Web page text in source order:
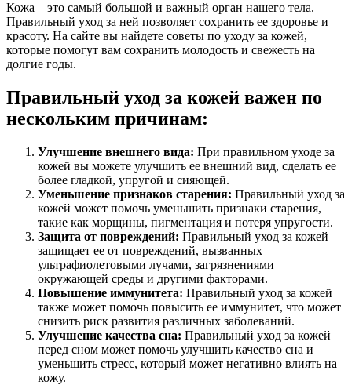
Кожа – это самый большой и важный орган нашего тела.
Правильный уход за ней позволяет сохранить ее здоровье и
красоту. На сайте вы найдете советы по уходу за кожей,
которые помогут вам сохранить молодость и свежесть на
долгие годы.
Правильный уход за кожей важен по
нескольким причинам:
Улучшение внешнего вида: При правильном уходе за
кожей вы можете улучшить ее внешний вид, сделать ее
более гладкой, упругой и сияющей.
Уменьшение признаков старения: Правильный уход за
кожей может помочь уменьшить признаки старения,
такие как морщины, пигментация и потеря упругости.
Защита от повреждений: Правильный уход за кожей
защищает ее от повреждений, вызванных
ультрафиолетовыми лучами, загрязнениями
окружающей среды и другими факторами.
Повышение иммунитета: Правильный уход за кожей
также может помочь повысить ее иммунитет, что может
снизить риск развития различных заболеваний.
Улучшение качества сна: Правильный уход за кожей
перед сном может помочь улучшить качество сна и
уменьшить стресс, который может негативно влиять на
кожу.